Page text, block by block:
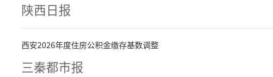
陕西日报
西安2026年度住房公积金缴存基数调整
三秦都市报